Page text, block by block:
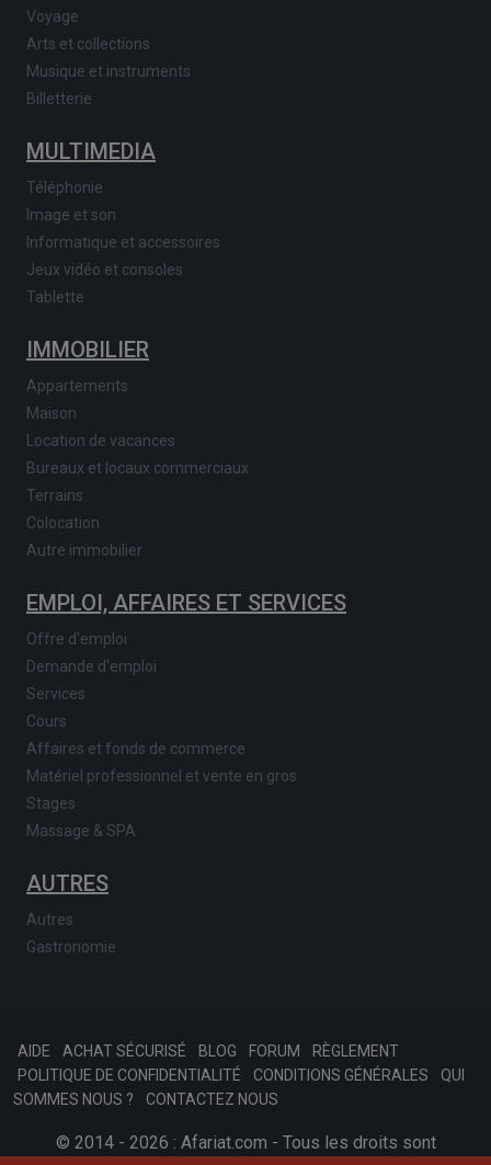
Voyage
Arts et collections
Musique et instruments
Billetterie
MULTIMEDIA
Téléphonie
Image et son
Informatique et accessoires
Jeux vidéo et consoles
Tablette
IMMOBILIER
Appartements
Maison
Location de vacances
Bureaux et locaux commerciaux
Terrains
Colocation
Autre immobilier
EMPLOI, AFFAIRES ET SERVICES
Offre d'emploi
Demande d'emploi
Services
Cours
Affaires et fonds de commerce
Matériel professionnel et vente en gros
Stages
Massage & SPA
AUTRES
Autres
Gastronomie
AIDE ACHAT SÉCURISÉ BLOG FORUM
RÈGLEMENT
POLITIQUE DE CONFIDENTIALITÉ
CONDITIONS GÉNÉRALES
QUI
SOMMES NOUS ?
CONTACTEZ NOUS
© 2014 - 2026 : Afariat.com - Tous les droits sont